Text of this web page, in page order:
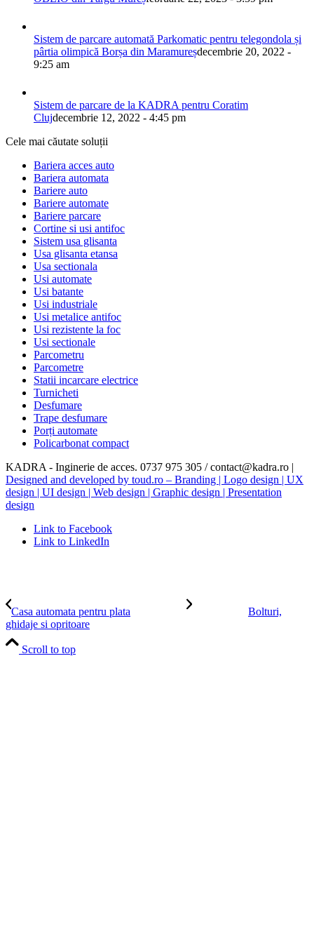
Sistem de parcare automată Parkomatic pentru telegondola și
pârtia olimpică Borșa din Maramureșdecembrie 20, 2022 -
9:25 am
Sistem de parcare de la KADRA pentru Coratim
Clujdecembrie 12, 2022 - 4:45 pm
Cele mai căutate soluții
Bariera acces auto
Bariera automata
Bariere auto
Bariere automate
Bariere parcare
Cortine si usi antifoc
Sistem usa glisanta
Usa glisanta etansa
Usa sectionala
Usi automate
Usi batante
Usi industriale
Usi metalice antifoc
Usi rezistente la foc
Usi sectionale
Parcometru
Parcometre
Statii incarcare electrice
Turnicheti
Desfumare
Trape desfumare
Porți automate
Policarbonat compact
KADRA - Inginerie de acces. 0737 975 305 / contact@kadra.ro |
Designed and developed by toud.ro – Branding | Logo design | UX
design | UI design | Web design | Graphic design | Presentation
design
Link to Facebook
Link to LinkedIn
Casa automata pentru plata
Bolturi,
ghidaje si opritoare
Scroll to top